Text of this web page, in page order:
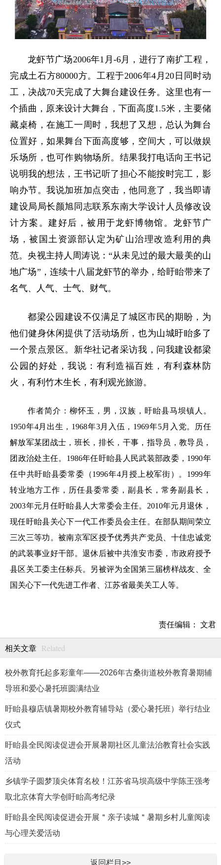
龙虾节广场2006年1月-6月，进行了南扩工程，
完成土石方80000方。工程于2006年4月20日同时动
工，决战70天完成了大舞台建设任务。这里也有一
个插曲，原来设计大舞台，下面高度1.5米，主要储
藏桌椅，在施工一周时，我想了又想，总认为舞台
位置好，如果舞台下面高度够，空间大，可以做娱
乐场所，也可作购物场所。结果我打电话向王书记
说明我的想法，王书记听了担心不能按时完工，影
响办节。我说加班加点突击，他同意了，我当即请
建设局局长颜旭同志联系东南大学设计人员修改设
计方案。建好后，被用于龙虾博物馆。龙虾节广
场，被国土资源部认定为矿山治理改造利用的典
范。央视主持人周涛说：“从未见过的最大最美的山
地广场”，连续十八届龙虾节的举办，给盱眙带来了
名气、人气、士气、财气。
都梁公园建设不仅满足了城区市民的期盼，为
他们健身休闲提供了活动场所，也为山城盱眙多了
一个景点景区。新华社记者采访我，问我建设都梁
公园的好处，我说：有利造福百姓，有利森林防
火，有利竹木生长，有利观光旅游。
作者简介：柳怀玉，男，汉族，盱眙县马坝镇人。
1950年4月出生，1968年3月入伍，1969年5月入党。历任
解放军某团战士，班长，排长，干事，指导员，教导员，
团政治处主任。1986年任盱眙县人民武装部政委，1990年
任中共盱眙县委常委（1996年4月授上校军街）。1999年
转业地方工作，历任县委常委，副县长，常务副县长，
2003年元月任盱眙县人大常委会主任。2010年元月退休，
现任盱眙县关心下一代工作委员会主任。在部队期间荣立
三次三等功。被南京军区授予优秀共产党员、十佳忠诚党
的武装事业好干部。退休后被中共淮安市委，市政府授予
县区关工委主任标兵。另被评为全国第三届榜样战友、全
国关心下一代先进工作者、江苏省最美关工人等。
责任编辑： 文君
相关文章 Related
校外教育托起多彩童年——2026年古桑街道校外教育暑期辅
导班和爱心暑托班圆满结业
盱眙县穆店镇暑期校外教育辅导站（爱心暑托班）举行结业
仪式
盱眙县全民阅读促进会开展暑期社区儿童法治教育社会实践
活动
乡镇学子圆梦顶尖体育名校！江苏省马坝高级中学陈王强考
取北京体育大学创盱眙高考纪录
盱眙县全民阅读促进会开展＂亲子读城＂暑期乡村儿童阅读
与心理关爱活动
返回栏目>>